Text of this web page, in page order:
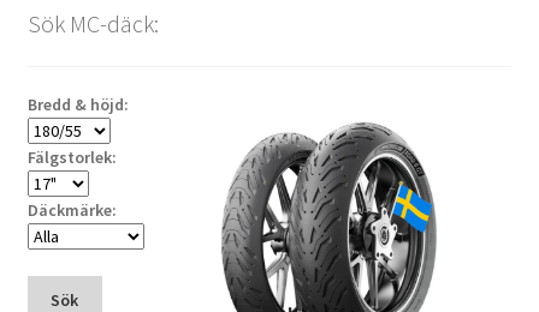
Sök MC-däck:
Bredd & höjd:
Fälgstorlek:
Däckmärke:
Sök